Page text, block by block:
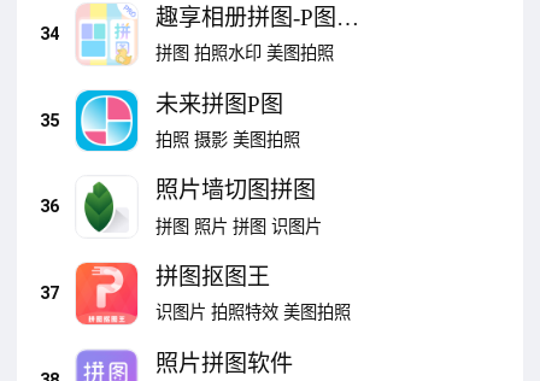
34
趣享相册拼图-P图长
图拼接
拼图 拍照水印 美图拍照
35
未来拼图P图
拍照 摄影 美图拍照
36
照片墙切图拼图
拼图 照片 拼图 识图片
37
拼图抠图王
识图片 拍照特效 美图拍照
照片拼图软件